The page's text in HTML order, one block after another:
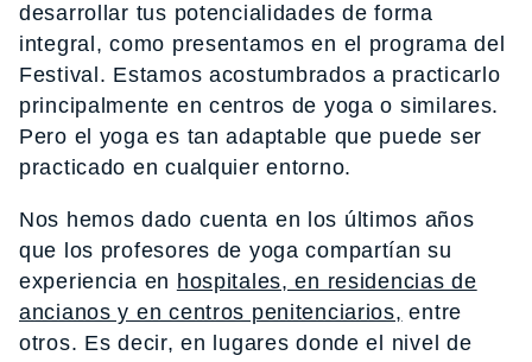
desarrollar tus potencialidades de forma
integral, como presentamos en el programa del
Festival. Estamos acostumbrados a practicarlo
principalmente en centros de yoga o similares.
Pero el yoga es tan adaptable que puede ser
practicado en cualquier entorno.
Nos hemos dado cuenta en los últimos años
que los profesores de yoga compartían su
experiencia en hospitales, en residencias de
ancianos y en centros penitenciarios, entre
otros. Es decir, en lugares donde el nivel de